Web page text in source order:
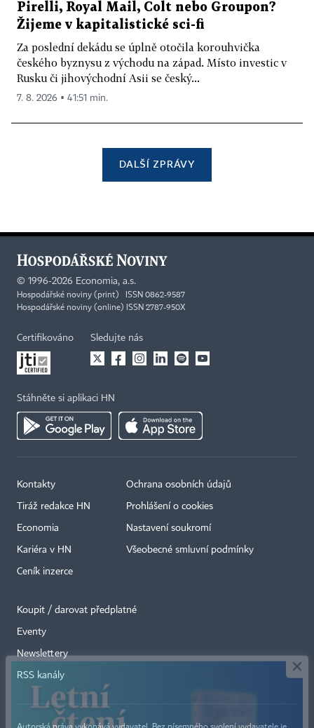
Pirelli, Royal Mail, Colt nebo Groupon?
Žijeme v kapitalistické sci-fi
Za poslední dekádu se úplně otočila korouhvička
českého byznysu z východu na západ. Místo investic v
Rusku či jihovýchodní Asii se český...
7. 8. 2026 ▪ 41:51 min.
DALŠÍ ZPRÁVY
© 1996-2026 Economia, a.s.
Hospodářské noviny (print) ISSN 0862-9587
Hospodářské noviny (online) ISSN 2787-950X
Certifikováno Sledujte nás
Stáhněte si aplikaci HN
Kontakty
Tiráž redakce HN
Economia
Kariéra v HN
Ceník inzerce
Ochrana osobních údajů
Prohlášení o cookies
Nastavení soukromí
Všeobecné smluvní podmínky
Koupit / darovat předplatné
Eventy
Newslettery
RSS kanály